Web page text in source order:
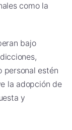
como la
bajo
personal estén
la adopción de
y